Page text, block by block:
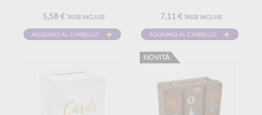
5,58 € TASSE INCLUSE
AGGIUNGI AL CARRELLO
7,11 € TASSE INCLUSE
AGGIUNGI AL CARRELLO
NOVITÀ